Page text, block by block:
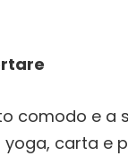
comodo e a
carta e